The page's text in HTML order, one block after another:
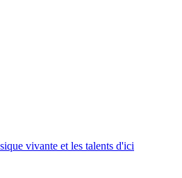
vivante et les talents d'ici